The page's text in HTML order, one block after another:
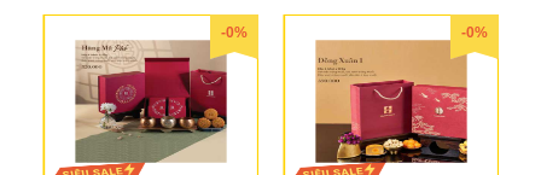
-0% -0%